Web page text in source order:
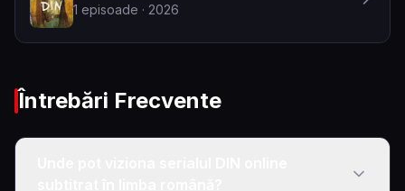
1 episoade · 2026
Întrebări Frecvente